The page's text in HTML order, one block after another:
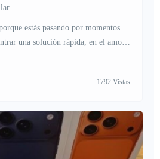
estás pasando por momentos
una solución rápida, en el amor,
¡contáctanos ahora mismo al
1792 Vistas